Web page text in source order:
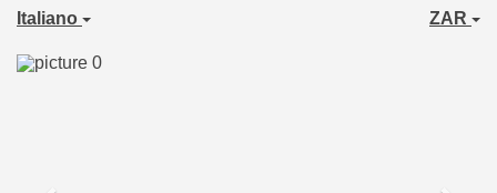
Italiano ZAR
Previous